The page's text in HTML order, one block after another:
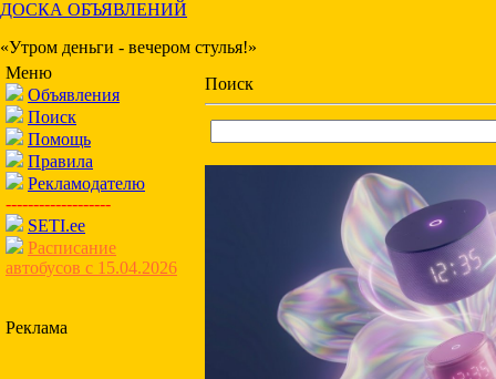
ДОСКА ОБЪЯВЛЕНИЙ
«Утром деньги - вечером стулья!»
Меню
Объявления
Поиск
Помощь
Правила
Рекламодателю
-------------------
SETI.ee
Расписание
автобусов с 15.04.2026
Реклама
Поиск